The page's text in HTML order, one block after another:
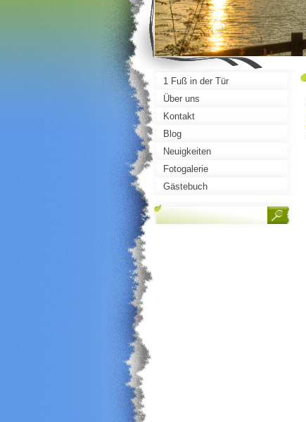
1 Fuß in der Tür
Über uns
Kontakt
Blog
Neuigkeiten
Fotogalerie
Gästebuch